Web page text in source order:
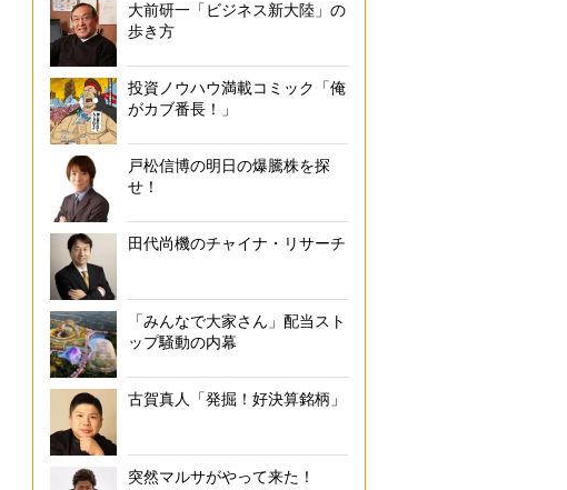
大前研一「ビジネス新大陸」の
歩き方
投資ノウハウ満載コミック「俺
がカブ番長！」
戸松信博の明日の爆騰株を探
せ！
田代尚機のチャイナ・リサーチ
「みんなで大家さん」配当スト
ップ騒動の内幕
古賀真人「発掘！好決算銘柄」
突然マルサがやって来た！